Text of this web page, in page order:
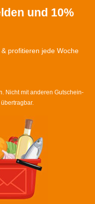
und 10%
profitieren jede Woche
Nicht mit anderen Gutschein-